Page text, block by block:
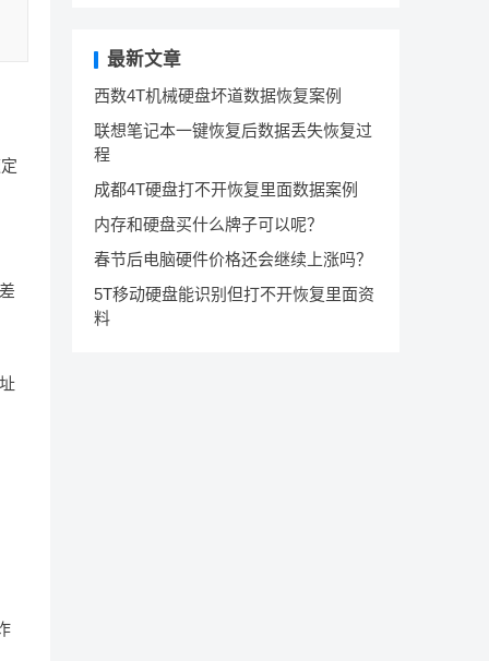
最新文章
西数4T机械硬盘坏道数据恢复案例
联想笔记本一键恢复后数据丢失恢复过
程
成都4T硬盘打不开恢复里面数据案例
内存和硬盘买什么牌子可以呢？
春节后电脑硬件价格还会继续上涨吗？
5T移动硬盘能识别但打不开恢复里面资
料